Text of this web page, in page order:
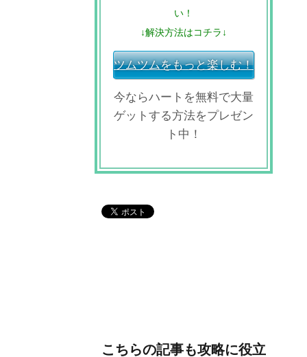
い！
↓解決方法はコチラ↓
ツムツムをもっと楽しむ！
今ならハートを無料で大量
ゲットする方法をプレゼン
ト中！
こちらの記事も攻略に役立